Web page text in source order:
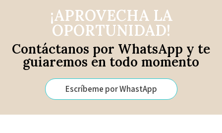
¡APROVECHA LA
OPORTUNIDAD!
Contáctanos por WhatsApp y te
guiaremos en todo momento
Escríbeme por WhastApp